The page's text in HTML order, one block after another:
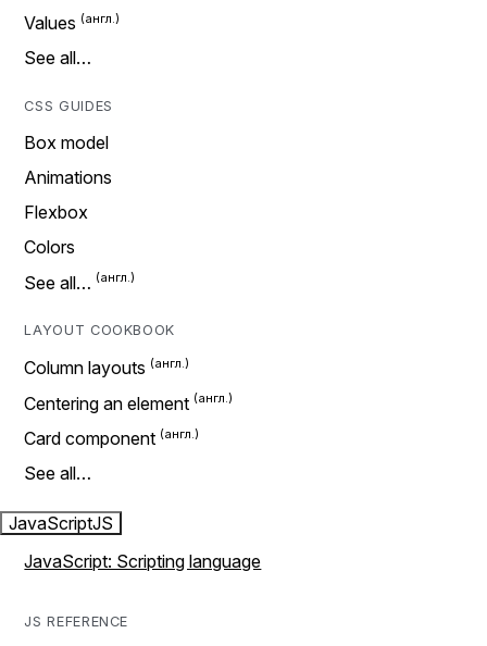
Values
See all…
CSS GUIDES
Box model
Animations
Flexbox
Colors
See all…
LAYOUT COOKBOOK
Column layouts
Centering an element
Card component
See all…
JavaScriptJS
JavaScript: Scripting language
JS REFERENCE